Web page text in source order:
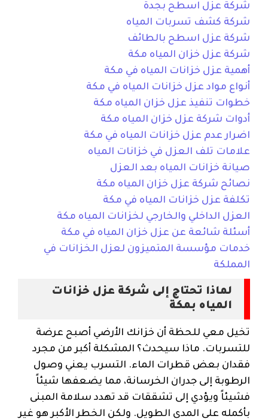
شركة عزل اسطح بجدة
شركة كشف تسربات المياه
شركة عزل اسطح بالطائف
شركة عزل خزان المياه مكة
أهمية عزل خزانات المياه في مكة
أنواع مواد عزل خزانات المياه في مكة
خطوات تنفيذ عزل خزان المياه مكة
أدوات شركة عزل خزان المياه مكة
اضرار عدم عزل خزانات المياه في مكة
علامات تلف العزل في خزانات المياه
صيانة خزانات المياه بعد العزل
نصائح شركة عزل خزان المياه مكة
تكلفة عزل خزانات المياه في مكة
العزل الداخلي والخارجي لخزانات المياه مكة
أسئلة شائعة عن عزل خزان المياه في مكة
خدمات مؤسسة المتميزون لعزل الخزانات في
المملكة
لماذا تحتاج إلى شركة عزل خزانات
المياه بمكة
تخيل معي للحظة أن خزانك الأرضي أصبح عرضة
للتسربات. ماذا سيحدث؟ المشكلة أكبر من مجرد
فقدان بعض قطرات الماء. التسرب يعني وصول
الرطوبة إلى جدران الخرسانة، مما يضعفها شيئاً
فشيئاً ويؤدي إلى تشققات قد تهدد سلامة المبنى
بأكمله على المدى الطويل. ولكن الخطر الأكبر هو غير